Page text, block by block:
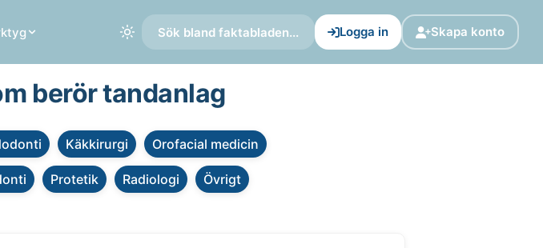
Sök bland faktabladen... Logga in Skapa konto
berör tandanlag
Käkkirurgi Orofacial medicin
Protetik Radiologi Övrigt